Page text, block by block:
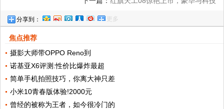
分享到： 更多
焦点推荐
摄影大师带OPPO Reno到
诺基亚X6评测:性价比爆炸最超
简单手机拍照技巧，你离大神只差
小米10青春版体验!2000元
曾经的被称为王者，如今很冷门的